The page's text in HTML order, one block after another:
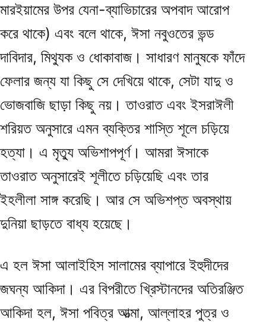
মারইয়ামের উপর যেনা-ব্যাভিচারের অপবাদ আরোপ
করে থাকে) এবং বলে থাকে, ঈসা নবুওতের ভন্ড
দাবিদার, মিথ্যুক ও ধোকাবাজ। সাধারণ মানুষকে ফাঁদে
ফেলার জন্য যা কিছু সে দেখিয়ে থাকে, সেটা যাদু ও
ভোজবাজি ছাড়া কিছু নয়। তাওরাত এবং ইসরাঈলী
শরিয়ত অনুসারে এমন ব্যক্তির শাস্তি শূলে চড়িয়ে
হত্যা। এ মৃত্যু অভিশাপপূর্ণ। আমরা ঈসাকে
তাওরাত অনুসারেই শূলীতে চড়িয়েছি এবং তার
ইহলীলা সাঙ্গ করেছি। আর সে অভিশপ্ত অবস্থায়
দুনিয়া ছাড়তে বাধ্য হয়েছে।
এ হল ঈসা আলাইহিস সালামের ব্যাপারে ইহুদীদের
জঘন্য আকিদা। এর বিপরীতে খ্রিস্টানদের অতিরঞ্জিত
আকিদা হল, ঈসা পবিত্র আত্মা, আল্লাহর পুত্র ও